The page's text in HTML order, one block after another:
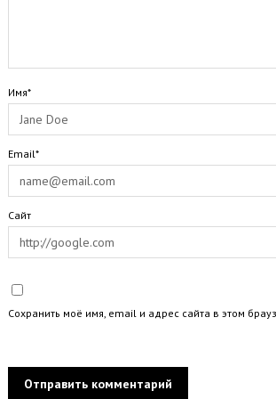
Имя*
Email*
Сайт
Сохранить моё имя, email и адрес сайта в этом